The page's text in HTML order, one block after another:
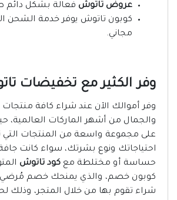
عروض تاتوش فعالة بشكل دائم
كوبون تاتوش يوفر خدمة الشحن
مجاني.
وفر الكثير مع تخفيضات
وفر أموالك الآن عند شراء كافة منتجات
والجمال من أشهر الماركات العالمية،
على مجموعة واسعة من المنتجات التي
احتياجاتك ونوع بشرتك، سواء كانت
حساسة أو مختلطة مع كود تاتوش
كوبون خصم، والذي يمنحك خصم مُرضي
شراء تقوم بها من خلال المتجر، وذلك